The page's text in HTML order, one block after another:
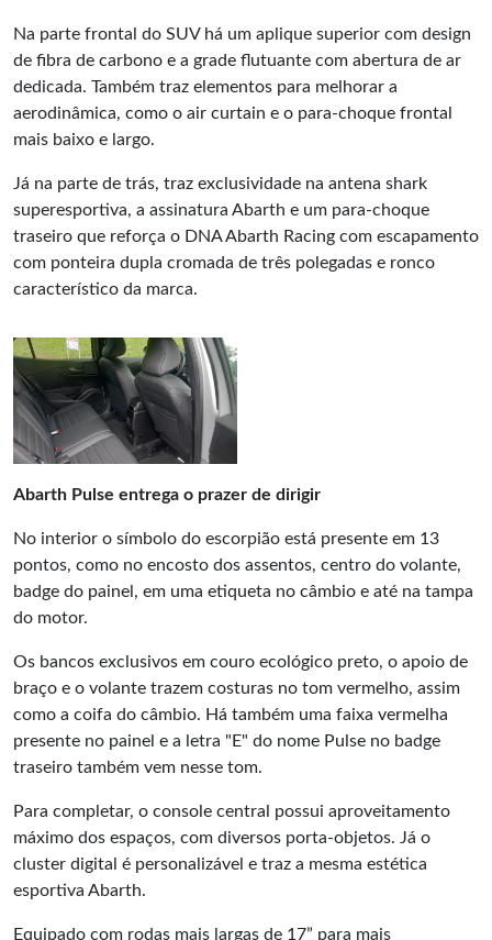
Na parte frontal do SUV há um aplique superior com design
de fibra de carbono e a grade flutuante com abertura de ar
dedicada. Também traz elementos para melhorar a
aerodinâmica, como o air curtain e o para-choque frontal
mais baixo e largo.
Já na parte de trás, traz exclusividade na antena shark
superesportiva, a assinatura Abarth e um para-choque
traseiro que reforça o DNA Abarth Racing com escapamento
com ponteira dupla cromada de três polegadas e ronco
característico da marca.
Abarth Pulse entrega o prazer de dirigir
No interior o símbolo do escorpião está presente em 13
pontos, como no encosto dos assentos, centro do volante,
badge do painel, em uma etiqueta no câmbio e até na tampa
do motor.
Os bancos exclusivos em couro ecológico preto, o apoio de
braço e o volante trazem costuras no tom vermelho, assim
como a coifa do câmbio. Há também uma faixa vermelha
presente no painel e a letra "E" do nome Pulse no badge
traseiro também vem nesse tom.
Para completar, o console central possui aproveitamento
máximo dos espaços, com diversos porta-objetos. Já o
cluster digital é personalizável e traz a mesma estética
esportiva Abarth.
Equipado com rodas mais largas de 17” para mais